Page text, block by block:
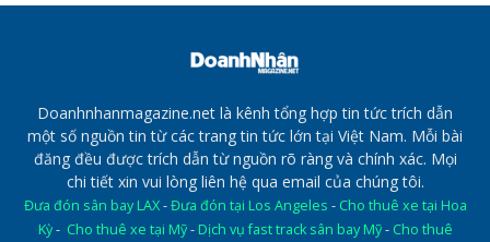
Doanhnhanmagazine.net là kênh tổng hợp tin tức trích dẫn
một số nguồn tin từ các trang tin tức lớn tại Việt Nam. Mỗi bài
đăng đều được trích dẫn từ nguồn rõ ràng và chính xác. Mọi
chi tiết xin vui lòng liên hệ qua email của chúng tôi.
Đưa đón sân bay LAX-Đưa đón tại Los Angeles - Cho thuê xe tại Hoa
Kỳ- Cho thuê xe tại Mỹ- Dịch vụ fast track sân bay Mỹ- Cho thuê